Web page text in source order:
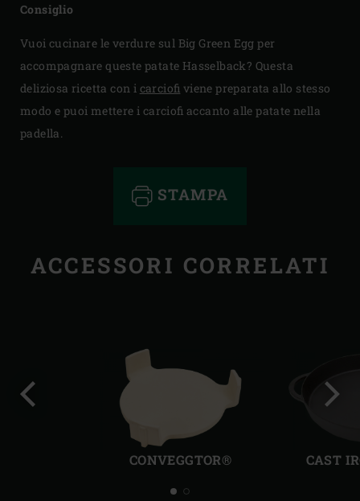
Consiglio
Vuoi cucinare le verdure sul Big Green Egg per
accompagnare queste patate Hasselback? Questa
deliziosa ricetta con i carciofi viene preparata allo stesso
modo e puoi mettere i carciofi accanto alle patate nella
padella.
STAMPA
ACCESSORI CORRELATI
CONVEGGTOR® CAST